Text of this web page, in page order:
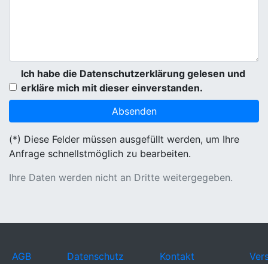
Ich habe die Datenschutzerklärung gelesen und
erkläre mich mit dieser einverstanden.
(*) Diese Felder müssen ausgefüllt werden, um Ihre
Anfrage schnellstmöglich zu bearbeiten.
Ihre Daten werden nicht an Dritte weitergegeben.
AGB Datenschutz Kontakt